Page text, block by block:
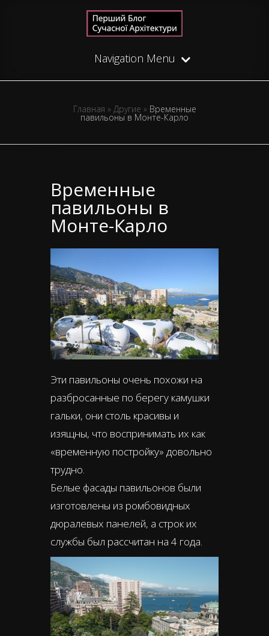
Navigation Menu
Главная » Другие » Временные
павильоны в Монте-Карло
Временные
павильоны в
Монте-Карло
Эти павильоны очень похожи на
разбросанные по берегу камушки
гальки, они столь красивы и
изящны, что воспринимать их как
«временную постройку» довольно
трудно.
Белые фасады павильонов были
изготовлены из ромбовидных
дюралевых панелей, а строк их
службы был рассчитан на 4 года.